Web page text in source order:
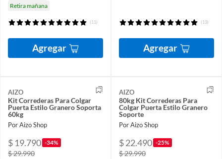
Retira mañana
(11)
Agregar
(13)
Agregar
AIZO
Kit Correderas Para Colgar
Puerta Estilo Granero Soporta
60kg
Por Aizo Shop
$ 19.790 -34%
$ 29.990
AIZO
80kg Kit Correderas Para
Colgar Puerta Estilo Granero
Soporte
Por Aizo Shop
$ 22.490 -25%
$ 29.990